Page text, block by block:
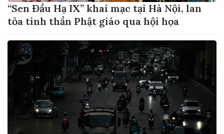
“Sen Đầu Hạ IX” khai mạc tại Hà Nội, lan
tỏa tinh thần Phật giáo qua hội họa